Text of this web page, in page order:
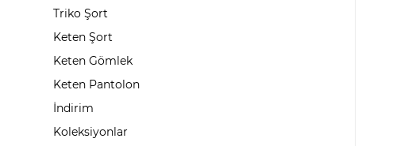
Triko Şort
Keten Şort
Keten Gömlek
Keten Pantolon
İndirim
Koleksiyonlar